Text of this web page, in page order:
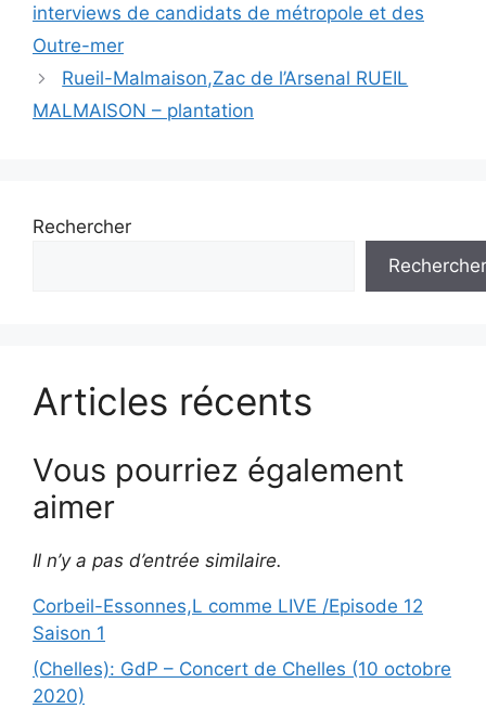
interviews de candidats de métropole et des
Outre-mer
Rueil-Malmaison,Zac de l’Arsenal RUEIL
MALMAISON – plantation
Rechercher
Rechercher
Articles récents
Vous pourriez également
aimer
Il n’y a pas d’entrée similaire.
Corbeil-Essonnes,L comme LIVE /Episode 12
Saison 1
(Chelles): GdP – Concert de Chelles (10 octobre
2020)